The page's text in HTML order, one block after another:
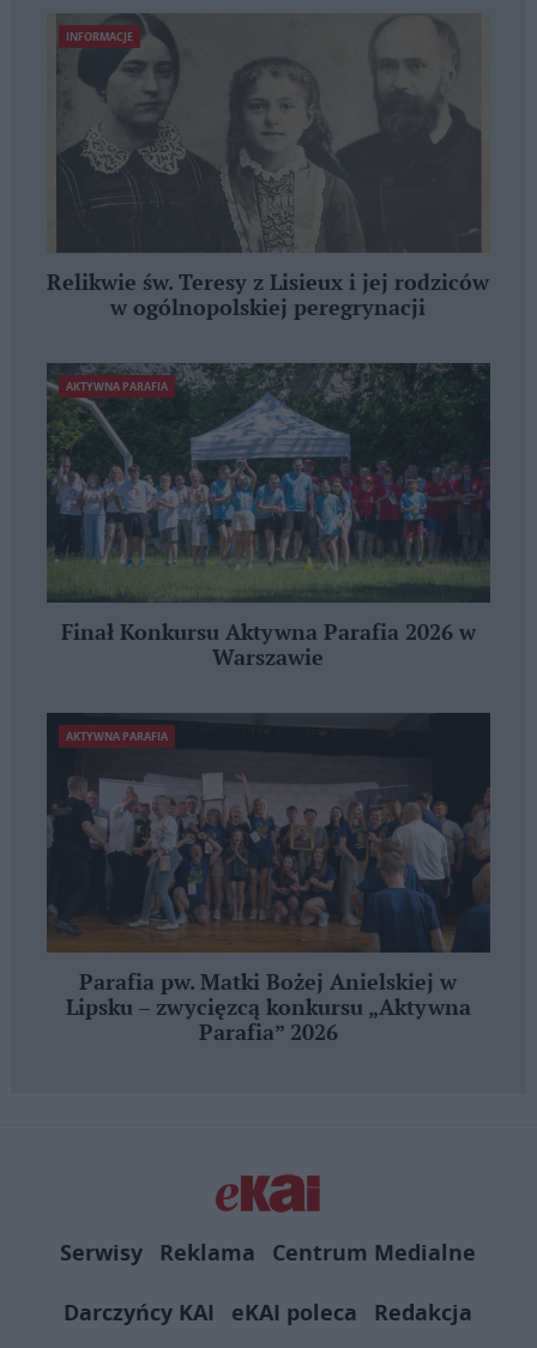
INFORMACJE
Relikwie św. Teresy z Lisieux i jej rodziców
w ogólnopolskiej peregrynacji
AKTYWNA PARAFIA
Finał Konkursu Aktywna Parafia 2026 w
Warszawie
AKTYWNA PARAFIA
Parafia pw. Matki Bożej Anielskiej w
Lipsku – zwycięzcą konkursu „Aktywna
Parafia” 2026
Serwisy Reklama
Centrum Medialne
Darczyńcy KAI
eKAI poleca Redakcja